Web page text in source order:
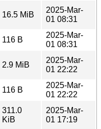
16.5 MiB
2025-Mar-
01 08:31
116 B
2025-Mar-
01 08:31
2.9 MiB
2025-Mar-
01 22:22
116 B
2025-Mar-
01 22:22
311.0
KiB
2025-Mar-
01 17:19